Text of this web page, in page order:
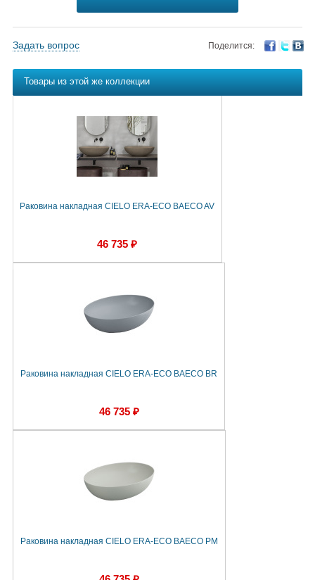
Задать вопрос Поделится:
Товары из этой же коллекции
Раковина накладная CIELO ERA-ECO BAECO AV
46 735 ₽
Раковина накладная CIELO ERA-ECO BAECO BR
46 735 ₽
Раковина накладная CIELO ERA-ECO BAECO PM